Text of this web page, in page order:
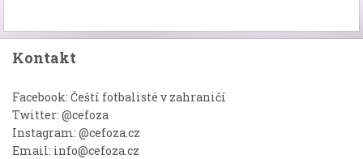
Kontakt
Facebook: Čeští fotbalisté v zahraničí
Twitter: @cefoza
Instagram: @cefoza.cz
Email: info@cefoza.cz